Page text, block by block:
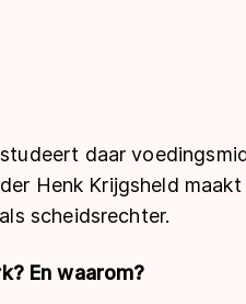
daar
Henk Krijgsheld
scheidsrechter.
En waarom?